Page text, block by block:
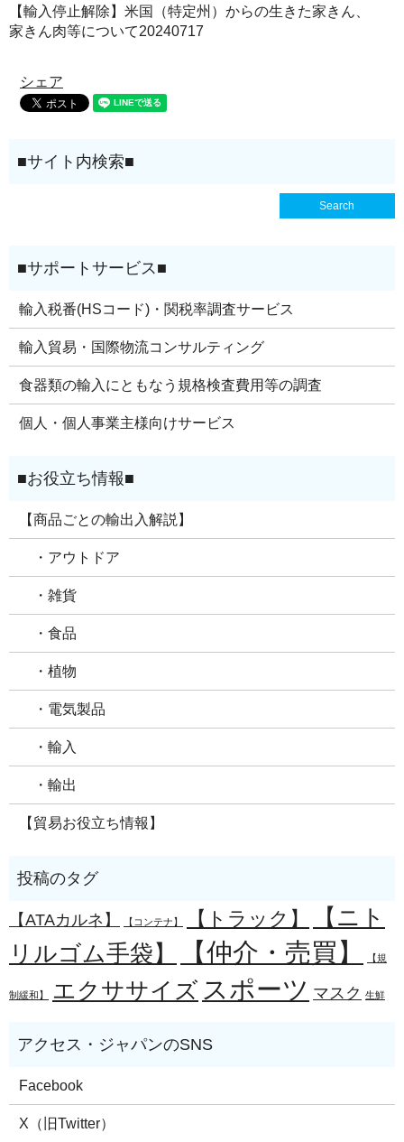
【輸入停止解除】米国（特定州）からの生きた家きん、
家きん肉等について20240717
シェア
輸入税番(HSコード)・関税率調査サービス
輸入貿易・国際物流コンサルティング
食器類の輸入にともなう規格検査費用等の調査
個人・個人事業主様向けサービス
【商品ごとの輸出入解説】
・アウトドア
・雑貨
・食品
・植物
・電気製品
・輸入
・輸出
【貿易お役立ち情報】
【ATAカルネ】 【コンテナ】 【トラック】
【ニト
リルゴム手袋】
【仲介・売買】 【規
制緩和】 エクササイズ スポーツ マスク 生鮮
Facebook
X（旧Twitter）